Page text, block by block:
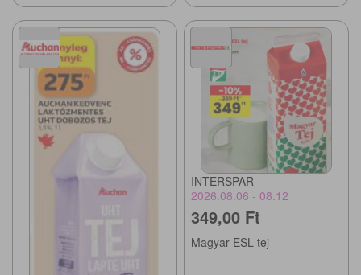
INTERSPAR
2026.08.06 - 08.12
349,00 Ft
Magyar ESL tej